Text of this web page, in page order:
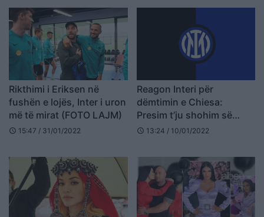
Rikthimi i Eriksen në
fushën e lojës, Inter i uron
më të mirat (FOTO LAJM)
schedule 15:47 / 31/01/2022
Reagon Interi për
dëmtimin e Chiesa:
Presim t’ju shohim së
shpejti në fushë
schedule 13:24 / 10/01/2022